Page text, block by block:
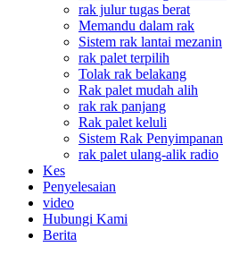
rak julur tugas berat
Memandu dalam rak
Sistem rak lantai mezanin
rak palet terpilih
Tolak rak belakang
Rak palet mudah alih
rak rak panjang
Rak palet keluli
Sistem Rak Penyimpanan
rak palet ulang-alik radio
Kes
Penyelesaian
video
Hubungi Kami
Berita